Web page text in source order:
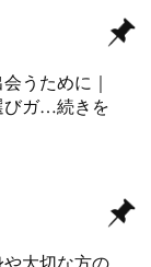
うために｜
びガ…続きを